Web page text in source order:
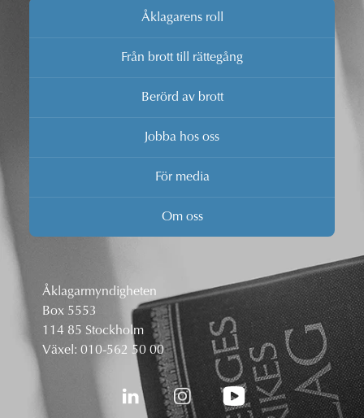
Åklagarens roll
Från brott till rättegång
Berörd av brott
Jobba hos oss
För media
Om oss
Åklagarmyndigheten
Box 5553
114 85 Stockholm
Växel: 010-562 50 00